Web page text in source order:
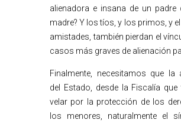
alienadora e insana de un padre
madre? Y los tíos, y los primos, y
amistades, también pierdan el
casos más graves de alienación
Finalmente, necesitamos que la
del Estado, desde la Fiscalía que
velar por la protección de los
los menores, naturalmente el